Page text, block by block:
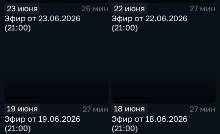
23 июня
26 мин
Эфир от 23.06.2026
(21:00)
22 июня
27 мин
Эфир от 22.06.2026
(21:00)
19 июня
27 мин
Эфир от 19.06.2026
(21:00)
18 июня
27 мин
Эфир от 18.06.2026
(21:00)